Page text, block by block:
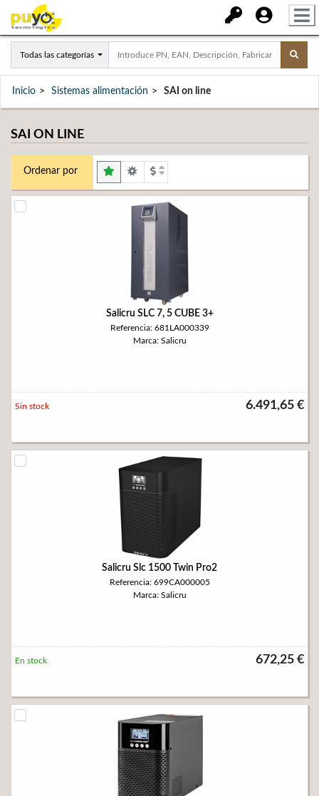
Todas las categorías
Inicio Sistemas alimentación SAI on line
SAI ON LINE
Ordenar por
Salicru SLC 7, 5 CUBE 3+
Referencia: 681LA000339
Marca: Salicru
6.491,65 €
Sin stock
Salicru Slc 1500 Twin Pro2
Referencia: 699CA000005
Marca: Salicru
672,25 €
En stock